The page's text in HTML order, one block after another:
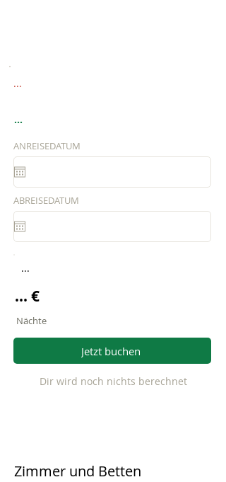
...
...
ANREISEDATUM
ABREISEDATUM
...
... €
Nächte
Jetzt buchen
Dir wird noch nichts berechnet
Zimmer und Betten